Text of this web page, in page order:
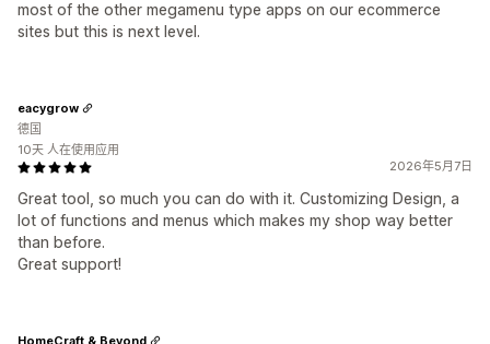
most of the other megamenu type apps on our ecommerce
sites but this is next level.
2026年5月7日
Great tool, so much you can do with it. Customizing Design, a
lot of functions and menus which makes my shop way better
than before.
Great support!
eacygrow
德国
10天 人在使用应用
HomeCraft & Beyond